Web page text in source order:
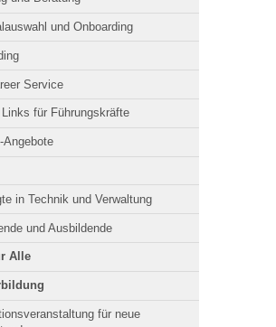
und Onboarding
Service
für Führungskräfte
Angebote
in Technik und Verwaltung
und Ausbildende
Alle
für neue